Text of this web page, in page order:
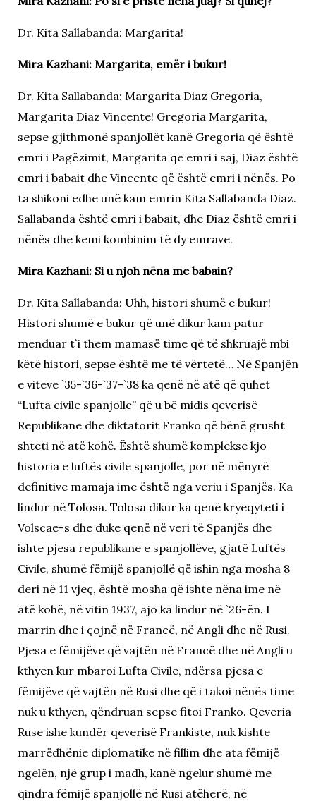
Dr. Kita Sallabanda: Margarita!
Mira Kazhani: Margarita, emër i bukur!
Dr. Kita Sallabanda: Margarita Diaz Gregoria,
Margarita Diaz Vincente! Gregoria Margarita,
sepse gjithmonë spanjollët kanë Gregoria që është
emri i Pagëzimit, Margarita qe emri i saj, Diaz është
emri i babait dhe Vincente që është emri i nënës. Po
ta shikoni edhe unë kam emrin Kita Sallabanda Diaz.
Sallabanda është emri i babait, dhe Diaz është emri i
nënës dhe kemi kombinim të dy emrave.
Mira Kazhani: Si u njoh nëna me babain?
Dr. Kita Sallabanda: Uhh, histori shumë e bukur!
Histori shumë e bukur që unë dikur kam patur
menduar t`i them mamasë time që të shkruajë mbi
këtë histori, sepse është me të vërtetë… Në Spanjën
e viteve `35-`36-`37-`38 ka qenë në atë që quhet
“Lufta civile spanjolle” që u bë midis qeverisë
Republikane dhe diktatorit Franko që bënë grusht
shteti në atë kohë. Është shumë komplekse kjo
historia e luftës civile spanjolle, por në mënyrë
definitive mamaja ime është nga veriu i Spanjës. Ka
lindur në Tolosa. Tolosa dikur ka qenë kryeqyteti i
Volscae-s dhe duke qenë në veri të Spanjës dhe
ishte pjesa republikane e spanjollëve, gjatë Luftës
Civile, shumë fëmijë spanjollë që ishin nga mosha 8
deri në 11 vjeç, është mosha që ishte nëna ime në
atë kohë, në vitin 1937, ajo ka lindur në `26-ën. I
marrin dhe i çojnë në Francë, në Angli dhe në Rusi.
Pjesa e fëmijëve që vajtën në Francë dhe në Angli u
kthyen kur mbaroi Lufta Civile, ndërsa pjesa e
fëmijëve që vajtën në Rusi dhe që i takoi nënës time
nuk u kthyen, qëndruan sepse fitoi Franko. Qeveria
Ruse ishe kundër qeverisë Frankiste, nuk kishte
marrëdhënie diplomatike në fillim dhe ata fëmijë
ngelën, një grup i madh, kanë ngelur shumë me
qindra fëmijë spanjollë në Rusi atëherë, në